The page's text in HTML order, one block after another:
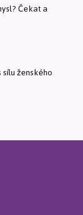
Čekat a
ženského